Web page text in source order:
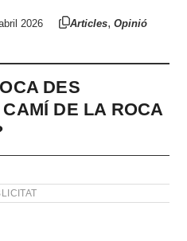
2026 Articles,Opinió
DES
DE LA ROCA